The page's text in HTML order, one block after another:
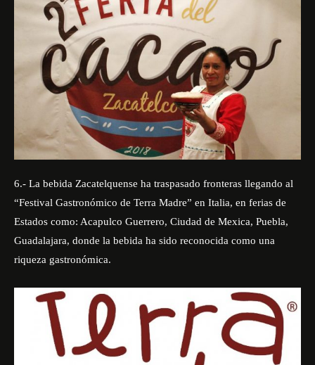
6.- La bebida Zacatelquense ha traspasado fronteras llegando al
“Festival Gastronómico de Terra Madre” en Italia, en ferias de
Estados como: Acapulco Guerrero, Ciudad de Mexica, Puebla,
Guadalajara, donde la bebida ha sido reconocida como una
riqueza gastronómica.